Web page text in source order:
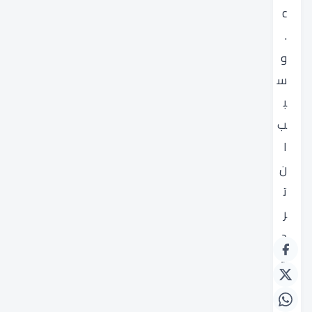
c
.
و
س
ب
ب
ا
ن
ت
ر
د
د
d
m